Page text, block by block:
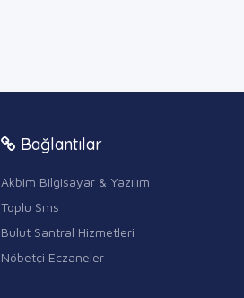
Bağlantılar
Akbim Bilgisayar & Yazılım
Toplu Sms
Bulut Santral Hizmetleri
Nöbetçi Eczaneler